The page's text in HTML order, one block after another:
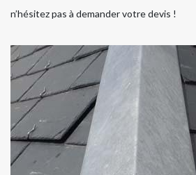
n’hésitez pas à demander votre devis !